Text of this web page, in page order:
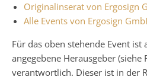
Originalinserat von Ergosign
Alle Events von Ergosign
Für das oben stehende Event ist
angegebene Herausgeber
verantwortlich. Dieser ist in der